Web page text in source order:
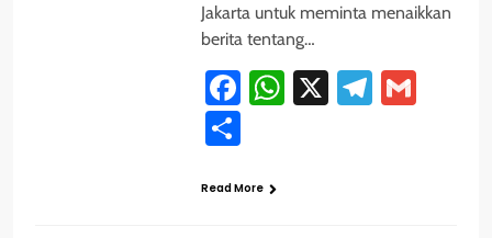
Jakarta untuk meminta menaikkan
berita tentang…
Facebook
WhatsApp
X
Share
Read More